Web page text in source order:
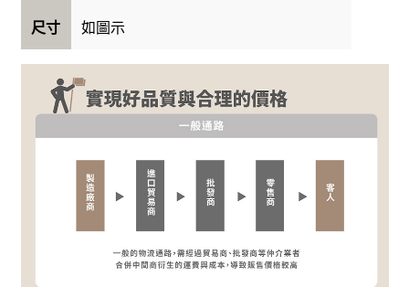
尺寸 如圖示